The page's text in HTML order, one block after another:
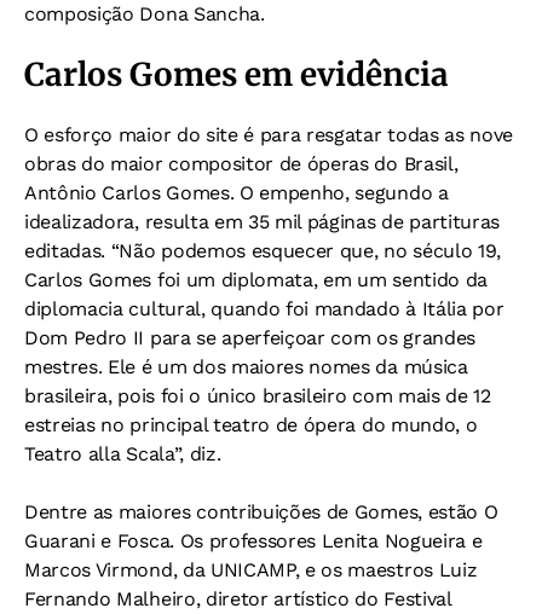
composição Dona Sancha.
Carlos Gomes em evidência
O esforço maior do site é para resgatar todas as nove
obras do maior compositor de óperas do Brasil,
Antônio Carlos Gomes. O empenho, segundo a
idealizadora, resulta em 35 mil páginas de partituras
editadas. “Não podemos esquecer que, no século 19,
Carlos Gomes foi um diplomata, em um sentido da
diplomacia cultural, quando foi mandado à Itália por
Dom Pedro II para se aperfeiçoar com os grandes
mestres. Ele é um dos maiores nomes da música
brasileira, pois foi o único brasileiro com mais de 12
estreias no principal teatro de ópera do mundo, o
Teatro alla Scala”, diz.
Dentre as maiores contribuições de Gomes, estão O
Guarani e Fosca. Os professores Lenita Nogueira e
Marcos Virmond, da UNICAMP, e os maestros Luiz
Fernando Malheiro, diretor artístico do Festival